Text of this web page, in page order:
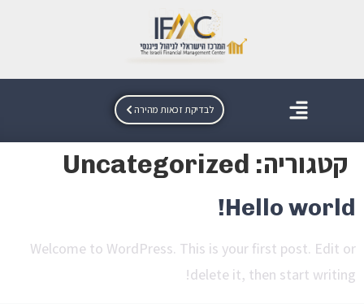
לבדיקת זכאות מהירה
קטגוריה: Uncategorized
Hello world!
Welcome to WordPress. This is your first post. Edit or
delete it, then start writing!